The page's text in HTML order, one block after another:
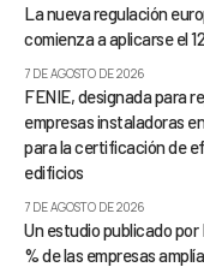
La nueva regulación
comienza a aplicarse el
7 DE AGOSTO DE 2026
FENIE, designada para
empresas instaladoras
para la certificación de
edificios
7 DE AGOSTO DE 2026
Un estudio publicado por
% de las empresas